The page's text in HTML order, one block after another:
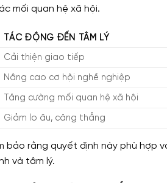
mối quan hệ xã hội.
TÁC ĐỘNG ĐẾN TÂM LÝ
Cải thiện giao tiếp
Nâng cao cơ hội nghề nghiệp
Tăng cường mối quan hệ xã hội
Giảm lo âu, căng thẳng
rằng quyết định này phù hợp
và tâm lý.